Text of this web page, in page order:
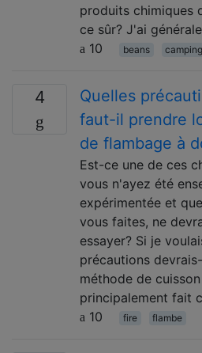
produits chimiques
ce sûr? J'ai
10
beans camping
4
Quelles
faut-il prendre
de flambage à
Est-ce une de ces
vous n'ayez été
expérimentée et
vous faites, ne
essayer? Si je
précautions
méthode de
principalement fait
10
fire flambe